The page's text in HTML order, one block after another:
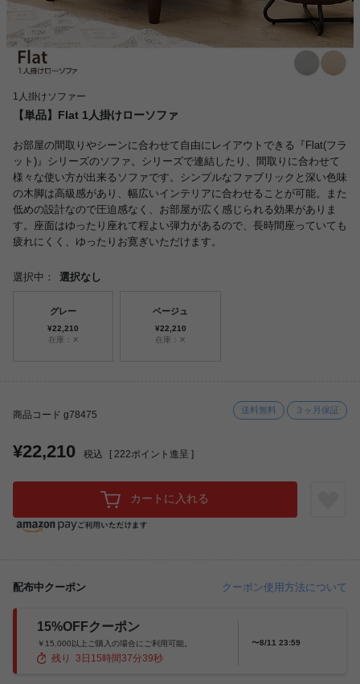
1人掛けソファー
【単品】Flat 1人掛けローソファ
お部屋の間取りやシーンに合わせて自由にレイアウトできる『Flat(フラ
ット)』シリーズのソファ。シリーズで連結したり、間取りに合わせて
様々な使い方が出来るソファです。シンプルなファブリックと深い色味
の木脚は高級感があり、幅広いインテリアに合わせることが可能。また
低めの設計なので圧迫感なく、お部屋が広く感じられる効果がありま
す。座面はゆったり座れて程よい弾力があるので、長時間座っていても
疲れにくく、ゆったりお寛ぎいただけます。
選択中： 選択なし
グレー
¥22,210
在庫：✕
ベージュ
¥22,210
在庫：✕
商品コード g78475 送料無料 ３ヶ月保証
¥22,210 税込 [ 222ポイント進呈 ]
カートに入れる
配布中クーポン クーポン使用方法について
15%OFFクーポン
￥15,000以上ご購入の場合にご利用可能。
残り 3 日 15 時間37分37秒
〜8/11 23:59